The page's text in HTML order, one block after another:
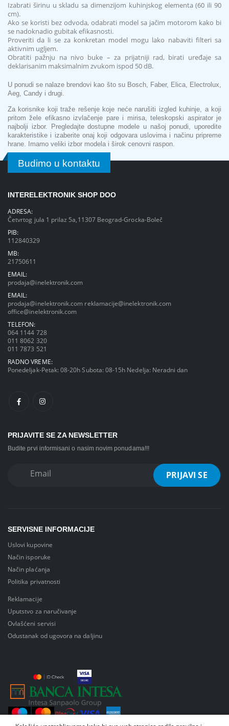
Izabrati širinu u skladu sa dimenzijom kuhinjskog elementa (60 ili 90
cm).
Ako se koristi bez odvoda, odabrati model sa jačim motorom kako bi
se nadoknadio gubitak efikasnosti.
Proveriti da li se za konkretan model mogu lako nabaviti filteri sa
aktivnim ugljem.
Obratiti pažnju na nivo buke – za prijatniji rad, birati uređaje sa
deklarisanim maksimalnim zvukom ispod 50 dB.
U ponudi se nalaze brendovi kao što su Bosch, Faber, Elica, Electrolux,
Aeg, Candy i drugi.
Za korisnike koji traže rešenje koje neće narušiti izgled kuhinje, a koji
pritom žele efikasno izvlačenje pare i mirisa, teleskopski aspirator je
najbolji izbor. Pregledajte dostupne modele u našoj ponudi, uporedite
karakteristike i izaberite onaj koji odgovara uslovima i načinu pripreme
hrane. Imamo veliki izbor modela i širok cenovni raspon.
Budimo u kontaktu
INTERELEKTRONIK SHOP DOO
ADRESA:
Četvrtog jula 1 prilaz 5a,11307 Beograd-Grocka-Boleč
PIB:
112840329
MB:
21750611
EMAIL:
prodaja@inelektronik.com
EMAIL:
prodaja@inelektronik.com reklamacije@inelektronik.com
office@inelektronik.com
TELEFON:
064 1144 728
011 8062 320
011 7873 521
RADNO VREME:
Ponedeljak-Petak: 08-20h Subota: 08-15h Nedelja: Neradni dan
PRIJAVITE SE ZA NEWSLETTER
Budite prvi informisani o nasim novim ponudama!!!
SERVISNE INFORMACIJE
Uslovi kupovine
Način isporuke
Način plaćanja
Politika privatnosti
Reklamacije
Uputstvo za naručivanje
Ovlašćeni servisi
Odustanak od ugovora na daljinu